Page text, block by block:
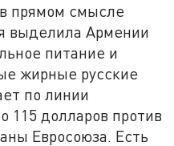
прямом смысле
выделила Армении
питание и
жирные русские
по линии
115 долларов против
Евросоюза. Есть